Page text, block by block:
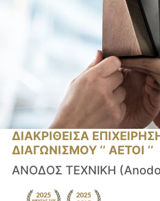
ΔΙΑΚΡΙΘΕΙΣΑ
ΔΙΑΓΩΝΙΣΜΟΥ ‘’ ΑΕΤΟΙ ‘’
ΑΝΟΔΟΣ ΤΕΧΝΙΚΗ